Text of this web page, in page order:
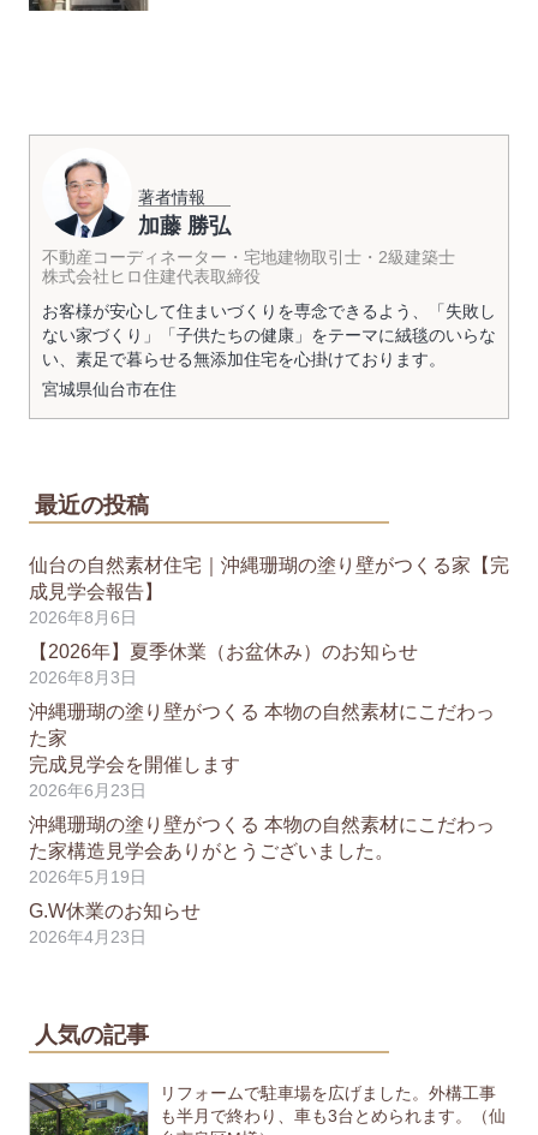
著者情報
加藤 勝弘
不動産コーディネーター・宅地建物取引士・2級建築士
株式会社ヒロ住建代表取締役
お客様が安心して住まいづくりを専念できるよう、「失敗し
ない家づくり」「子供たちの健康」をテーマに絨毯のいらな
い、素足で暮らせる無添加住宅を心掛けております。
宮城県仙台市在住
最近の投稿
仙台の自然素材住宅｜沖縄珊瑚の塗り壁がつくる家【完
成見学会報告】
2026年8月6日
【2026年】夏季休業（お盆休み）のお知らせ
2026年8月3日
沖縄珊瑚の塗り壁がつくる 本物の自然素材にこだわっ
た家
完成見学会を開催します
2026年6月23日
沖縄珊瑚の塗り壁がつくる 本物の自然素材にこだわっ
た家構造見学会ありがとうございました。
2026年5月19日
G.W休業のお知らせ
2026年4月23日
人気の記事
リフォームで駐車場を広げました。外構工事
も半月で終わり、車も3台とめられます。（仙